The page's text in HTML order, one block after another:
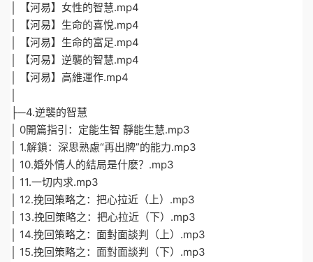
│ 【河易】女性的智慧.mp4
│ 【河易】生命的喜悅.mp4
│ 【河易】生命的富足.mp4
│ 【河易】逆襲的智慧.mp4
│ 【河易】高維運作.mp4
├─4.逆襲的智慧
│ 0開篇指引：定能生智 靜能生慧.mp3
│ 1.解鎖：深思熟慮“再出牌”的能力.mp3
│ 10.婚外情人的結局是什麽？.mp3
│ 11.一切内求.mp3
│ 12.挽回策略之：把心拉近（上）.mp3
│ 13.挽回策略之：把心拉近（下）.mp3
│ 14.挽回策略之：面對面談判（上）.mp3
│ 15.挽回策略之：面對面談判（下）.mp3